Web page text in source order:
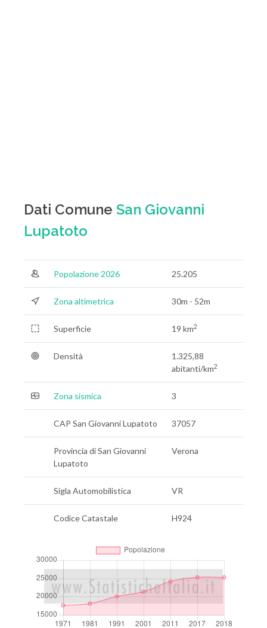
Dati Comune San Giovanni
Lupatoto
Popolazione 2026 25.205
Zona altimetrica 30m - 52m
Superficie 19 km2
Densità
1.325,88
abitanti/km2
Zona sismica 3
CAP San Giovanni Lupatoto 37057
Provincia di San Giovanni
Lupatoto
Verona
Sigla Automobilistica VR
Codice Catastale H924